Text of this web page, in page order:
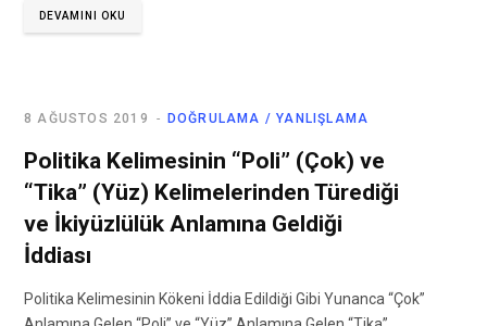
DEVAMINI OKU
DOĞRULAMA / YANLIŞLAMA
8 AĞUSTOS 2019
Politika Kelimesinin “Poli” (Çok) ve
“Tika” (Yüz) Kelimelerinden Türediği
ve İkiyüzlülük Anlamına Geldiği
İddiası
Politika Kelimesinin Kökeni İddia Edildiği Gibi Yunanca “Çok”